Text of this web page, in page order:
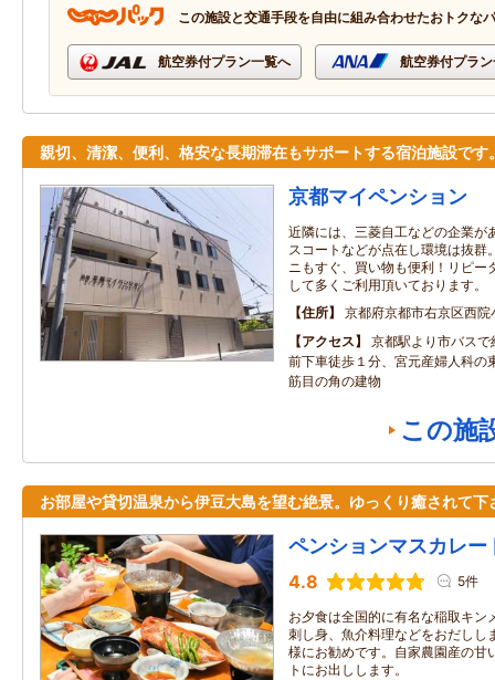
この施設と交通手段を自由に組み合わせたおトクな
航空券付プラン一覧へ 航空券付プラ
親切、清潔、便利、格安な長期滞在もサポートする宿泊施設です
京都マイペンション
近隣には、三菱自工などの企業が
スコートなどが点在し環境は抜群
ニもすぐ、買い物も便利！リピー
して多くご利用頂いております。
住所
京都府京都市右京区西院
アクセス
京都駅より市バス
前下車徒歩１分、宮元産婦人科の
筋目の角の建物
この施
お部屋や貸切温泉から伊豆大島を望む絶景。ゆっくり癒されて下
ペンションマスカレー
4.8 5件
お夕食は全国的に有名な稲取キン
刺し身、魚介料理などをおだしし
様にお勧めです。自家農園産の甘
トにお出しします。